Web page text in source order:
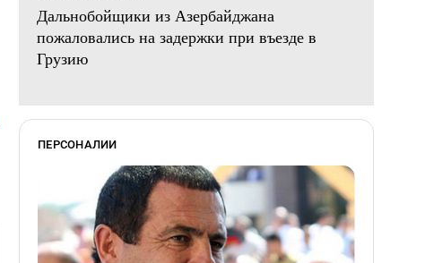
Дальнобойщики из Азербайджана
пожаловались на задержки при въезде в
Грузию
ПЕРСОНАЛИИ